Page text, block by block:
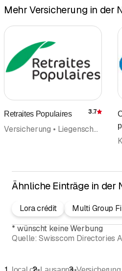
Mehr Versicherung in der
Retraites Populaires 3.7
Versicherung • Liegenschaften • Liegenschaftsverwaltung • Vorsorgeberatung • Verleih • Hypothek • Hypothekenmakler • Finanzierungen
Ähnliche Einträge in der
Lora crédit Multi Group
* wünscht keine Werbung
Quelle: Swisscom Directories